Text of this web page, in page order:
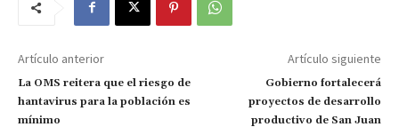
Artículo anterior
La OMS reitera que el riesgo de
hantavirus para la población es
mínimo
Artículo siguiente
Gobierno fortalecerá
proyectos de desarrollo
productivo de San Juan